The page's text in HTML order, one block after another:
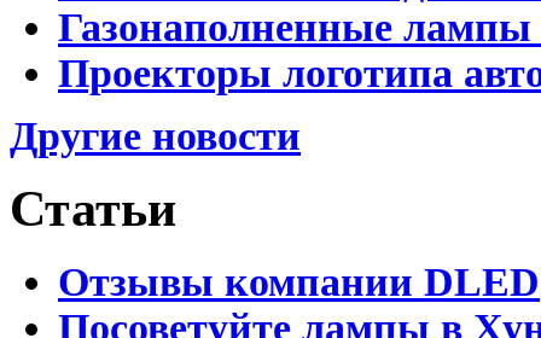
Газонаполненные лампы
Проекторы логотипа
Другие новости
Статьи
Отзывы компании DLED
Посоветуйте лампы в